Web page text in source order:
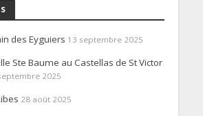
des Eyguiers 13 septembre 2025
Ste Baume au Castellas de St Victor
2025
28 août 2025